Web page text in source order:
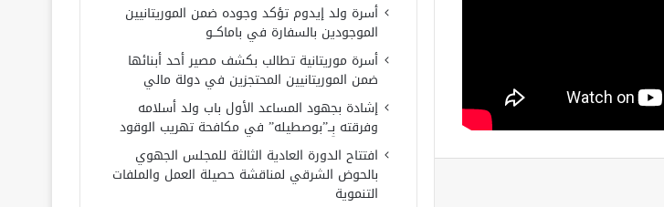
أسرة ولد إيدوم تؤكد وجوده ضمن الموريتانيين
الموجودين بالسفارة في باماكــو
أسرة موريتانية تطالب بكشف مصير أحد أبنائها
ضمن الموريتانيين المحتجزين في دولة مالي
إشادة بجهود المساعد الأول باب ولد أسلامه
وفرقته بِــ”بوصطيله” في مكافحة تهريب الوقود
افتتاح الدورة العادية الثالثة للمجلس الجهوي
بالحوض الشرقي لمناقشة حصيلة العمل والملفات
التنموية